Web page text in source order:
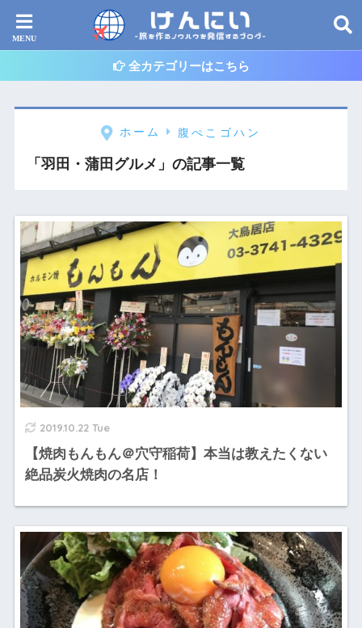
全カテゴリーはこちら
ホーム 腹ぺこゴハン
「羽田・蒲田グルメ」の記事一覧
2019.10.22 Tue
【焼肉もんもん＠穴守稲荷】本当は教えたくない
絶品炭火焼肉の名店！